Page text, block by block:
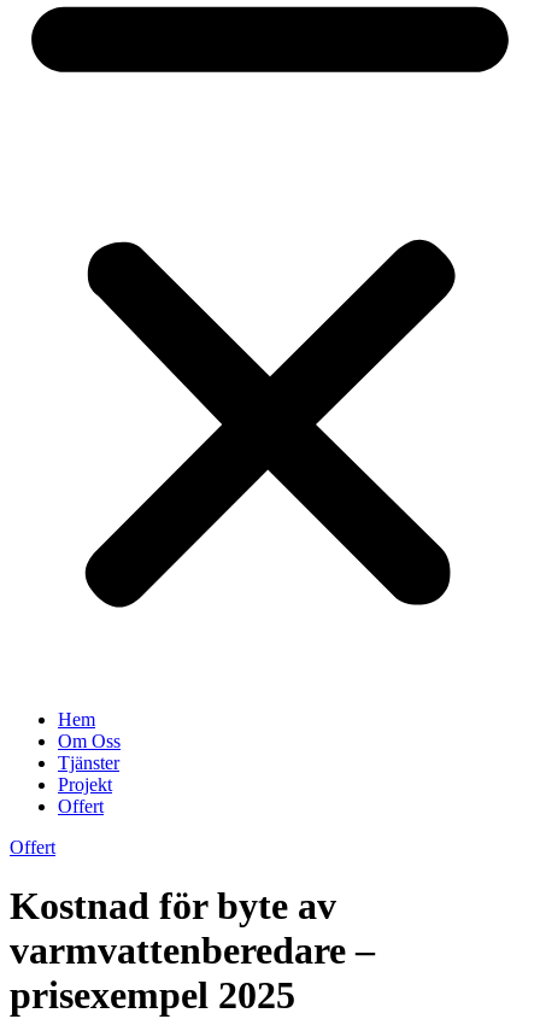
Hem
Om Oss
Tjänster
Projekt
Offert
Offert
Kostnad för byte av
varmvattenberedare –
prisexempel 2025